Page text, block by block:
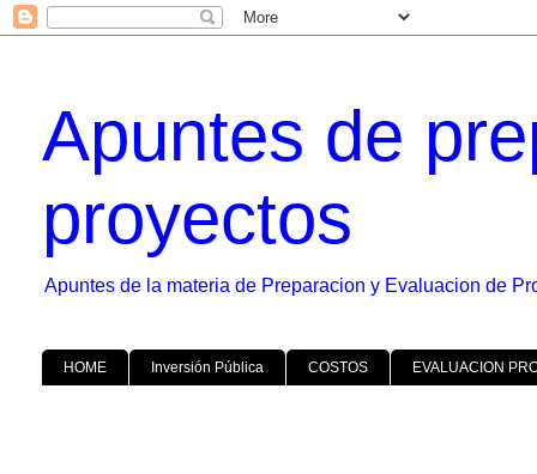
Apuntes de
proyectos
Apuntes de la materia de Preparacion y Evaluacion de
HOME Inversión Pública COSTOS EVALUACION